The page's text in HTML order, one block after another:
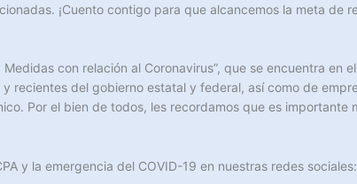
¡Cuento contigo para que alcancemos la meta de
con relación al Coronavirus”, que se encuentra
recientes del gobierno estatal y federal, así como de
Por el bien de todos, les recordamos que es
y la emergencia del COVID-19 en nuestras redes